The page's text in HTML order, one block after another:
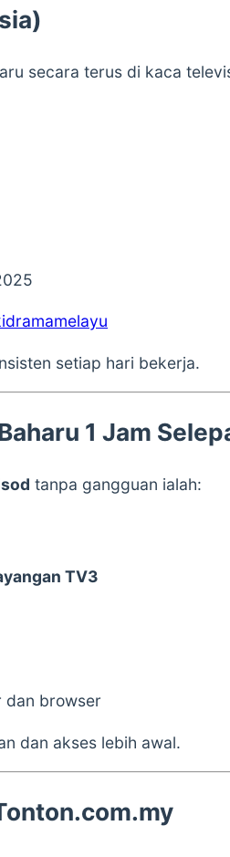
secara terus di kaca
setiap hari bekerja.
1 Jam
tanpa gangguan ialah:
TV3
dan browser
dan akses lebih awal.